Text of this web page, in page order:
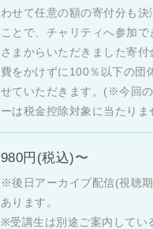
わせて任意の額の寄付分も決
ことで、チャリティへ参加で
さまからいただきました寄付
費をかけずに100％以下の団
せていただきます。(※今回
ーは税金控除対象に当たりま
980円(税込)〜
※後日アーカイブ配信(視聴
あります。
※受講生は別途ご案内してい